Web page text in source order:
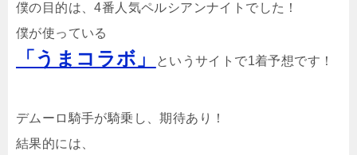
僕の目的は、4番人気ペルシアンナイトでした！
僕が使っている
「うまコラボ」 というサイトで1着予想です！
デムーロ騎手が騎乗し、期待あり！
結果的には、